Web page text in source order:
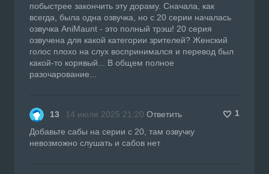
побыстрее закончить эту дораму. Сначала, как
всегда, была одна озвучка, но с 20 серии началась
озвучка AniMaunt - это полный трэш! 20 серия
озвучена для какой категории зрителей? Женский
голос плохо на слух воспринимался и перевод был
какой-то корявый... В общем полное
разочарование...
13 14 июля 2025 21:20 Ответить
1
Добавьте сабы на серии с 20, там озвучку
невозможно слушать и сабов нет